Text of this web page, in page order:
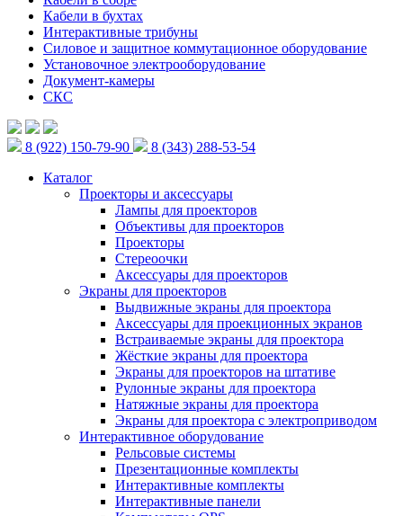
Кабели в бухтах
Интерактивные трибуны
Силовое и защитное коммутационное оборудование
Установочное электрооборудование
Документ-камеры
СКС
8 (922) 150-79-90
8 (343) 288-53-54
Каталог
Проекторы и аксессуары
Лампы для проекторов
Объективы для проекторов
Проекторы
Стереоочки
Аксессуары для проекторов
Экраны для проекторов
Выдвижные экраны для проектора
Аксессуары для проекционных экранов
Встраиваемые экраны для проектора
Жёсткие экраны для проектора
Экраны для проекторов на штативе
Рулонные экраны для проектора
Натяжные экраны для проектора
Экраны для проектора с электроприводом
Интерактивное оборудование
Рельсовые системы
Презентационные комплекты
Интерактивные комплекты
Интерактивные панели